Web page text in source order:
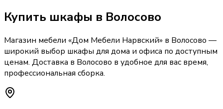
Купить шкафы в Волосово
Магазин мебели «Дом Мебели Нарвский» в Волосово —
широкий выбор шкафы для дома и офиса по доступным
ценам. Доставка в Волосово в удобное для вас время,
профессиональная сборка.